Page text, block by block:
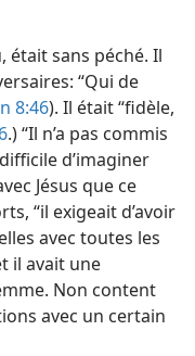
était sans péché. Il
“Qui de
8:46). Il était “fidèle,
.) “Il n’a pas commis
d’imaginer
Jésus que ce
“il exigeait d’avoir
avec toutes les
il avait une
Non content
avec un certain